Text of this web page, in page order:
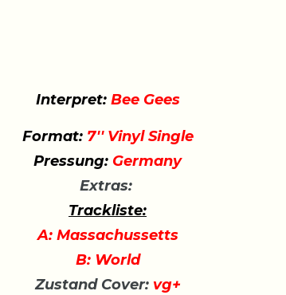
Interpret:Bee Gees
Format:7'' Vinyl Single
Pressung: Germany
Extras:
Trackliste:
A: Massachussetts
B: World
Zustand Cover:vg+